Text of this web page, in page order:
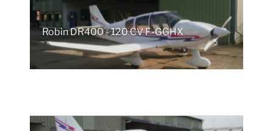
Robin DR400 - 120 CV F-GGHX